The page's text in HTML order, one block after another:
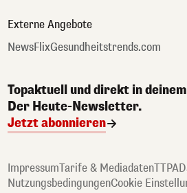
Externe Angebote
NewsFlixGesundheitstrends.com
Topaktuell und direkt in
Der Heute-Newsletter.
Jetzt abonnieren
ImpressumTarife & MediadatenTTPA
NutzungsbedingungenCookie